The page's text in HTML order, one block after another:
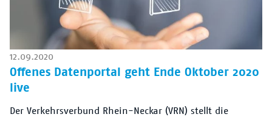
12.09.2020
Offenes Datenportal geht Ende Oktober 2020
live
Der Verkehrsverbund Rhein-Neckar (VRN) stellt die